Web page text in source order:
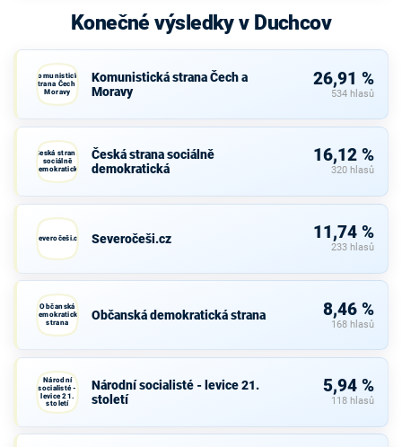
Konečné výsledky v Duchcov
Komunistická
strana Čech a
Moravy
Komunistická strana Čech a
Moravy
26,91 %
534 hlasů
Česká strana
sociálně
demokratická
Česká strana sociálně
demokratická
16,12 %
320 hlasů
Severočeši.cz Severočeši.cz 11,74 %
233 hlasů
Občanská
demokratická
strana
Občanská demokratická strana 8,46 %
168 hlasů
Národní
socialisté -
levice 21.
století
Národní socialisté - levice 21.
století
5,94 %
118 hlasů